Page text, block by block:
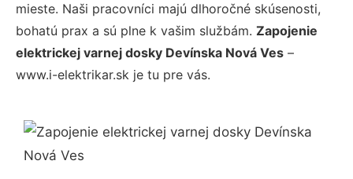
mieste. Naši pracovníci majú dlhoročné skúsenosti,
bohatú prax a sú plne k vašim službám. Zapojenie
elektrickej varnej dosky Devínska Nová Ves –
www.i-elektrikar.sk je tu pre vás.